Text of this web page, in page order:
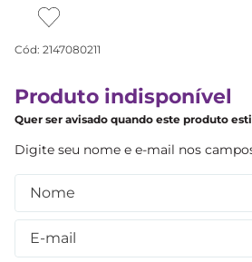
Cód: 2147080211
Produto indisponível
Quer ser avisado quando este produto